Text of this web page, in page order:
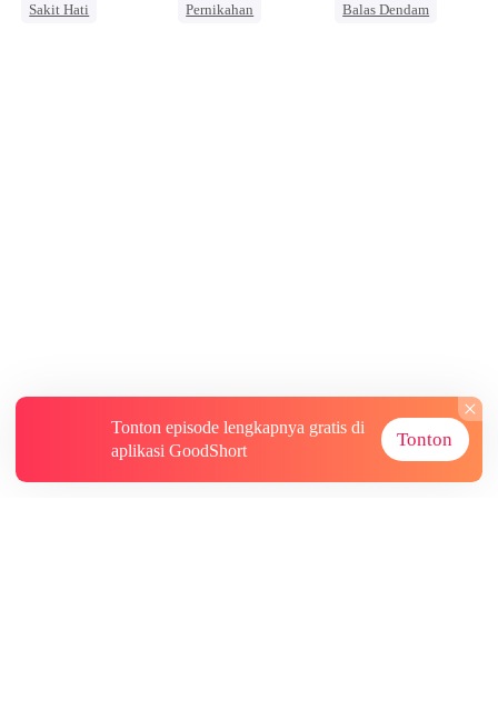
Sakit Hati
Pernikahan
Istriku
Balas Dendam
Tonton episode lengkapnya gratis di
aplikasi GoodShort
Tonton